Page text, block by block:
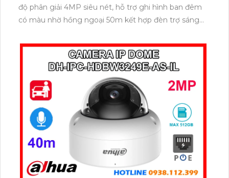
độ phân giải 4MP siêu nét, hỗ trợ ghi hình ban đêm
có màu nhờ hồng ngoại 50m kết hợp đèn trợ sáng
thẻ nhớ lên đến 512GB, phát hiện chính xác người và
xe giúp cảnh báo hiệu quả hơn. Hỗ trợ PoE tiện dụng
thiết kế tinh tế hoạt động ổn định với giá rẻ.